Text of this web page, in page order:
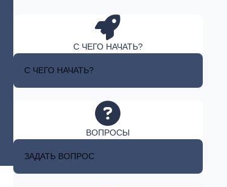
С ЧЕГО НАЧАТЬ?
С ЧЕГО НАЧАТЬ?
ВОПРОСЫ
ЗАДАТЬ ВОПРОС